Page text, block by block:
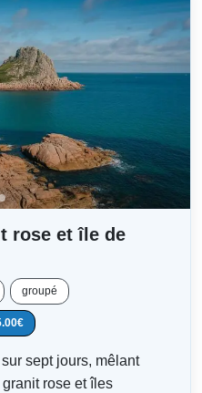
rose et île de
groupé
sept jours, mêlant
rose et îles